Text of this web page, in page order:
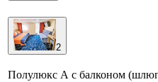
2
Полулюкс А с балконом